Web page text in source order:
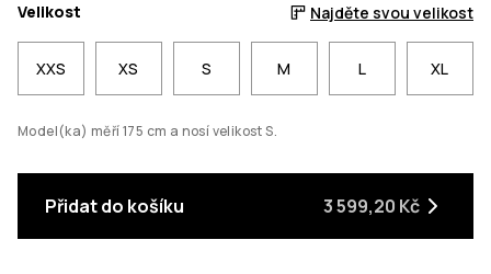
Velikost Najděte svou velikost
XXS XS S M L XL
Model(ka) měří 175 cm a nosí velikost S.
Přidat do košíku 3 599,20 Kč